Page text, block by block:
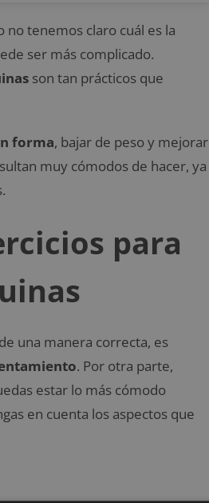
no tenemos claro cuál es la
ser más complicado.
son tan prácticos que
forma, bajar de peso y mejorar
muy cómodos de hacer, ya
para
una manera correcta, es
. Por otra parte,
estar lo más cómodo
en cuenta los aspectos que